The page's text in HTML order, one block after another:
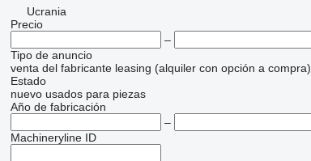
Ucrania
Precio
–
Tipo de anuncio
venta del fabricante leasing (alquiler con opción a compra)
Estado
nuevo usados para piezas
Año de fabricación
–
Machineryline ID